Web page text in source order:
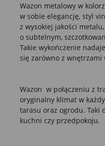
Wazon metalowy w
w sobie elegancję, styl
z wysokiej jakości
o subtelnym,
Takie wykończenie
się zarówno z
Wazon wpołączeniu z
oryginalny klimat w
tarasu oraz ogrodu. Taki
kuchni czy przedpokoju.